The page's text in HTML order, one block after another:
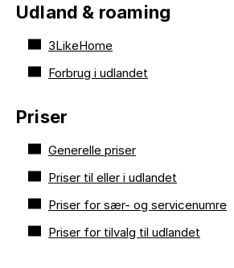
Udland & roaming
3LikeHome
Forbrug i udlandet
Priser
Generelle priser
Priser til eller i udlandet
Priser for sær- og servicenumre
Priser for tilvalg til udlandet